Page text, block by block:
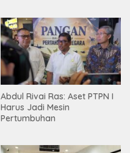
Abdul Rivai Ras: Aset PTPN I
Harus Jadi Mesin
Pertumbuhan